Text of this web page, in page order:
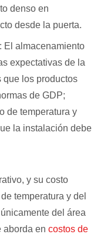
denso en
desde la puerta.
El almacenamiento
expectativas de la
que los productos
de GDP;
de temperatura y
la instalación debe
y su costo
temperatura y del
del área
aborda en costos de